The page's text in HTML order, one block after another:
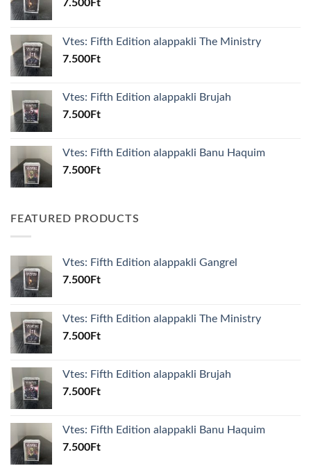
7.500Ft
Vtes: Fifth Edition alappakli The Ministry
7.500Ft
Vtes: Fifth Edition alappakli Brujah
7.500Ft
Vtes: Fifth Edition alappakli Banu Haquim
7.500Ft
FEATURED PRODUCTS
Vtes: Fifth Edition alappakli Gangrel
7.500Ft
Vtes: Fifth Edition alappakli The Ministry
7.500Ft
Vtes: Fifth Edition alappakli Brujah
7.500Ft
Vtes: Fifth Edition alappakli Banu Haquim
7.500Ft